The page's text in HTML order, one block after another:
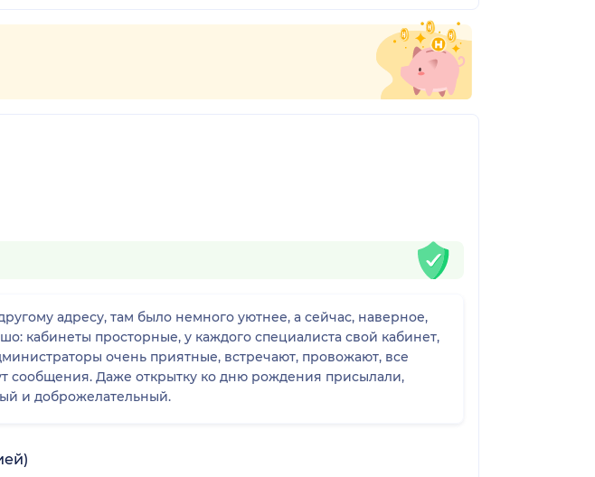
адресу, там было немного уютнее, а сейчас, наверное,
кабинеты просторные, у каждого специалиста свой кабинет,
очень приятные, встречают, провожают, все
сообщения. Даже открытку ко дню рождения присылали,
и доброжелательный.